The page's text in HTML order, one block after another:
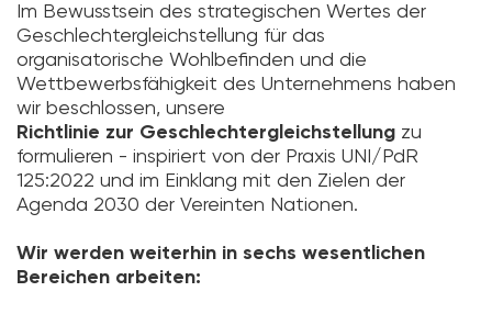
Im Bewusstsein des strategischen Wertes der
Geschlechtergleichstellung für das
organisatorische Wohlbefinden und die
Wettbewerbsfähigkeit des Unternehmens haben
wir beschlossen, unsere
Richtlinie zur Geschlechtergleichstellung zu
formulieren - inspiriert von der Praxis UNI/PdR
125:2022 und im Einklang mit den Zielen der
Agenda 2030 der Vereinten Nationen.
Wir werden weiterhin in sechs wesentlichen
Bereichen arbeiten: